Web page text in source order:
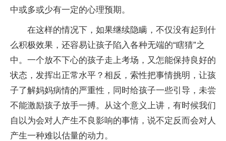
中或多或少有一定的心理预期。
在这样的情况下，如果继续隐瞒，不仅没有起到什
么积极效果，还容易让孩子陷入各种无端的“瞎猜”之
中。一个放不下心的孩子走上考场，又怎能保持良好的
状态，发挥出正常水平？相反，索性把事情挑明，让孩
子了解妈妈病情的严重性，同时给孩子一些引导，未尝
不能激励孩子放手一搏。从这个意义上讲，有时候我们
自以为会对人产生不良影响的事情，说不定反而会对人
产生一种难以估量的动力。